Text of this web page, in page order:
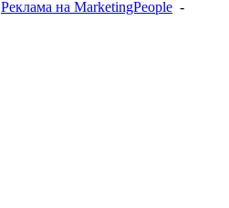
Реклама на MarketingPeople -